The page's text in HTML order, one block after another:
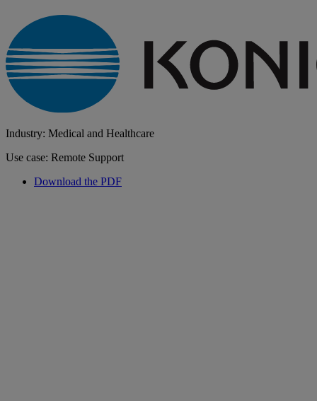
Industry: Medical and Healthcare
Use case: Remote Support
Download the PDF